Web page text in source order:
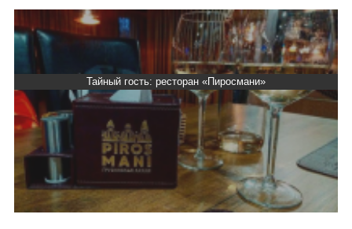
Тайный гость: ресторан «Пиросмани»